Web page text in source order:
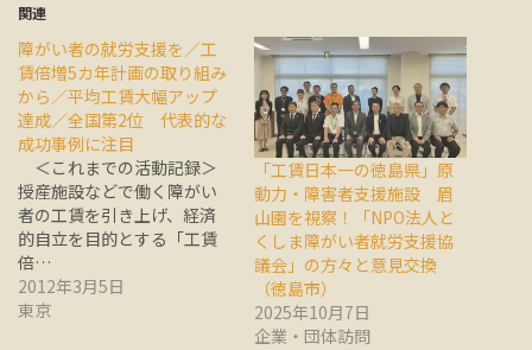
関連
障がい者の就労支援を／工
賃倍増5カ年計画の取り組み
から／平均工賃大幅アップ
達成／全国第2位 代表的な
成功事例に注目
＜これまでの活動記録＞
授産施設などで働く障がい
者の工賃を引き上げ、経済
的自立を目的とする「工賃
倍…
2012年3月5日
東京
「工賃日本一の徳島県」原
動力・障害者支援施設 眉
山園を視察！「NPO法人と
くしま障がい者就労支援協
議会」の方々と意見交換
（徳島市）
2025年10月7日
企業・団体訪問